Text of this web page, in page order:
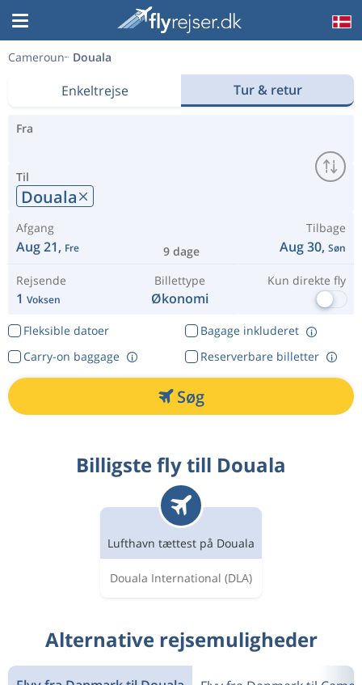
Cameroun Douala
Enkeltrejse Tur & retur
Fra
Til
Douala
Afgang
Aug 21, Fre 9 dage
Tilbage
Aug 30, Søn
Rejsende
1 Voksen
Billettype
Økonomi
Kun direkte fly
Fleksible datoer
Bagage inkluderet
Reserverbare billetter
Carry-on baggage
Søg
Billigste fly till Douala
Lufthavn tættest på Douala
Douala International (DLA)
Alternative rejsemuligheder